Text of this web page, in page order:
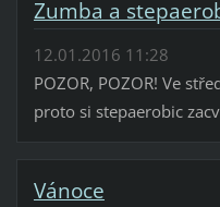
Zumba a
12.01.2016 11:28
POZOR, POZOR! Ve
proto si stepaerobic
Vánoce